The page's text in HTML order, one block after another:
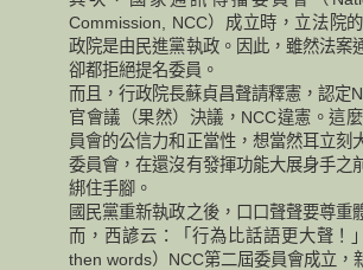
Commission, NCC）成立時，立法院
政院是由民進黨執政。因此，雖然法案
卻都拒絕提名委員。
而且，行政院長蘇貞昌聲請釋憲，認定
官會議（果然）決議，NCC違憲。這
員會的公信力和正當性，想當然耳立刻
委員會，在還沒有發揮功能大展身手之
綁住手腳。
國民黨重新執政之後，口口聲聲要尊重
而，西諺云：「行為比話語更大聲！
then words）NCC第二屆委員會成立，